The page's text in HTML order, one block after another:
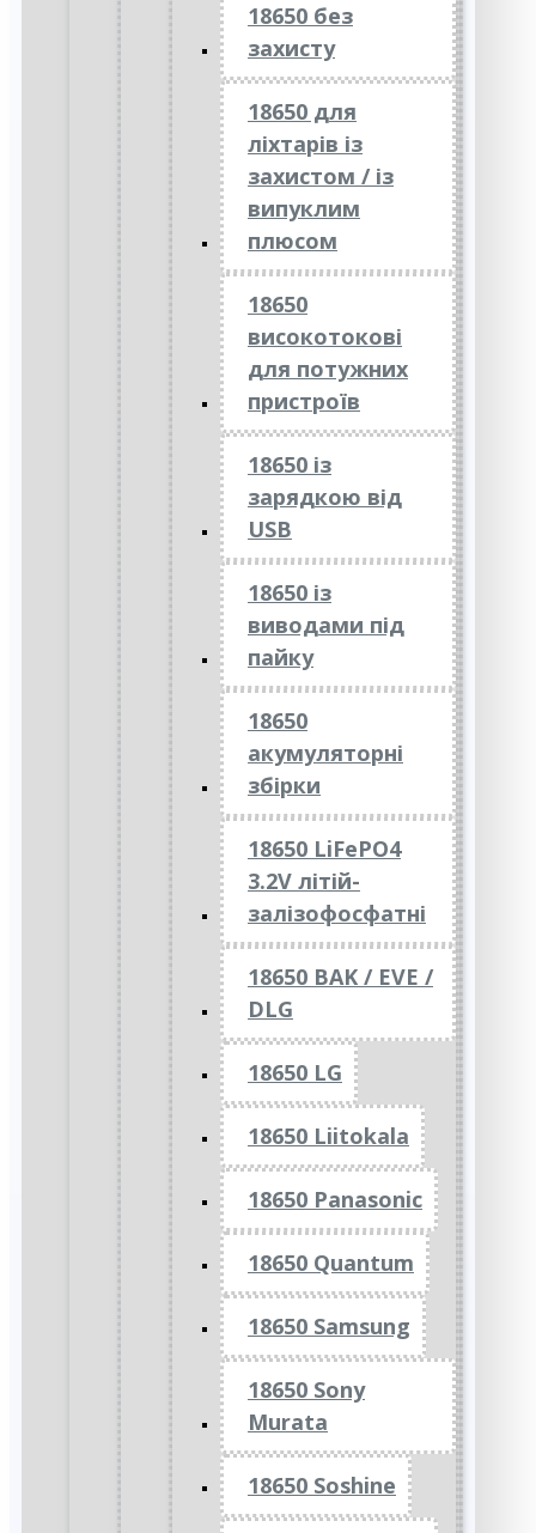
18650 без
захисту
18650 для
ліхтарів із
захистом / із
випуклим
плюсом
18650
високотокові
для потужних
пристроїв
18650 із
зарядкою від
USB
18650 із
виводами під
пайку
18650
акумуляторні
збірки
18650 LiFePO4
3.2V літій-
залізофосфатні
18650 BAK / EVE /
DLG
18650 LG
18650 Liitokala
18650 Panasonic
18650 Quantum
18650 Samsung
18650 Sony
Murata
18650 Soshine